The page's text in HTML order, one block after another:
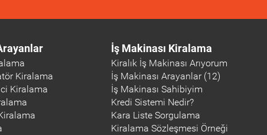
Kiralama
Kiralama
İş Makinası Kiralama
Kiralık İş Makinası Arıyorum
İş Makinası Arayanlar (12)
İş Makinası Sahibiyim
Kredi Sistemi Nedir?
Kara Liste Sorgulama
Kiralama Sözleşmesi Örneği